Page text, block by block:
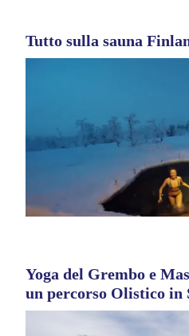
Tutto sulla sauna
Yoga del Grembo e
un percorso Olistico in